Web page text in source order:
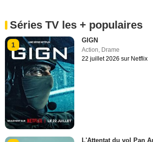
Séries TV les + populaires
1
GIGN
Action Drame
22 juillet 2026 sur Netflix
L'Attentat du vol Pan